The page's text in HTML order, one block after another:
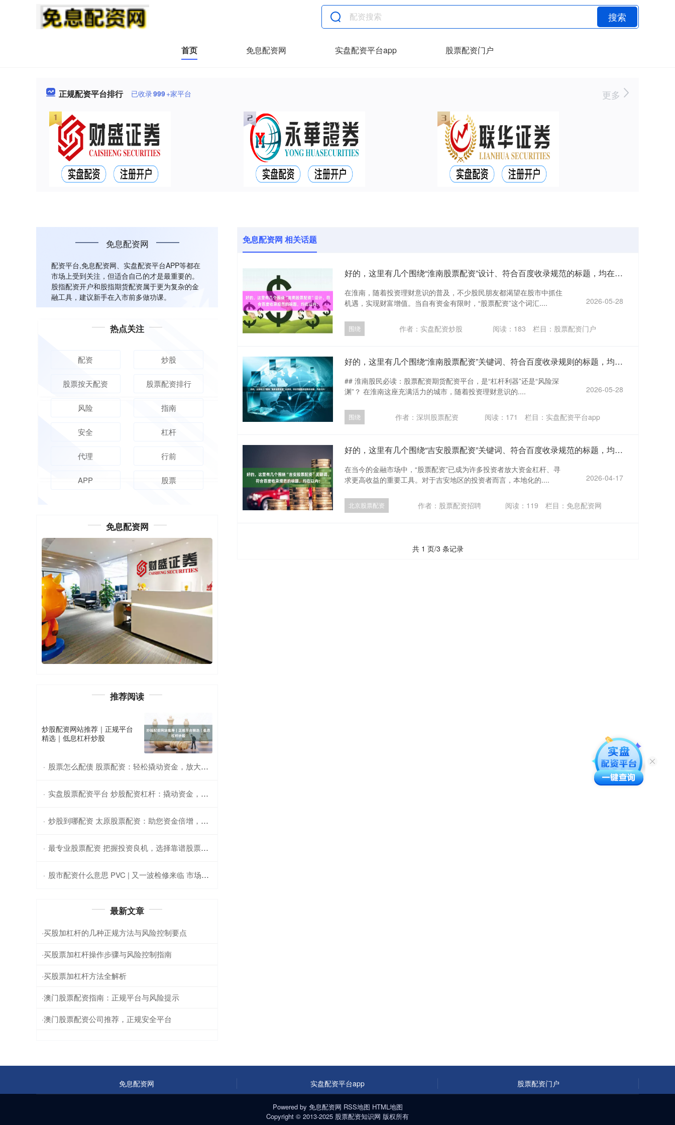
搜索
首页 免息配资网 实盘配资平台app 股票配资门户
正规配资平台排行 已收录999+家平台 更多
免息配资网 相关话题
好的，这里有几个围绕“淮南股票配资”设计、符合百度收录规范的标题，均在以内：
在淮南，随着投资理财意识的普及，不少股民朋友都渴望在股市中抓住
机遇，实现财富增值。当自有资金有限时，“股票配资”这个词汇....
2026-05-28
围绕 作者：实盘配资炒股 阅读： 183 栏目： 股票配资门户
好的，这里有几个围绕“淮南股票配资”关键词、符合百度收录规则的标题，均在以内：
## 淮南股民必读：股票配资期货配资平台，是“杠杆利器”还是“风险深
渊”？ 在淮南这座充满活力的城市，随着投资理财意识的....
2026-05-28
围绕 作者：深圳股票配资 阅读： 171 栏目： 实盘配资平台app
好的，这里有几个围绕“吉安股票配资”关键词、符合百度收录规范的标题，均在以内：
在当今的金融市场中，“股票配资”已成为许多投资者放大资金杠杆、寻
求更高收益的重要工具。对于吉安地区的投资者而言，本地化的....
2026-04-17
北京股票配资 作者：股票配资招聘 阅读： 119 栏目： 免息配资网
共 1 页/3 条记录
免息配资网
配资平台,免息配资网、实盘配资平台APP等都在
市场上受到关注，但适合自己的才是最重要的。
股指配资开户和股指期货配资属于更为复杂的金
融工具，建议新手在入市前多做功课。
热点关注
配资 炒股
股票按天配资 股票配资排行
风险 指南
安全 杠杆
代理 行前
APP 股票
免息配资网
推荐阅读
炒股配资网站推荐｜正规平台
精选｜低息杠杆炒股
· 股票怎么配债 股票配资：轻松撬动资金，放大收益空间
· 实盘股票配资平台 炒股配资杠杆：撬动资金，放大收益
· 炒股到哪配资 太原股票配资：助您资金倍增，把握投资良机
· 最专业股票配资 把握投资良机，选择靠谱股票配资
· 股市配资什么意思 PVC | 又一波检修来临 市场能否受此提振
最新文章
·买股加杠杆的几种正规方法与风险控制要点
·买股票加杠杆操作步骤与风险控制指南
·买股票加杠杆方法全解析
·澳门股票配资指南：正规平台与风险提示
·澳门股票配资公司推荐，正规安全平台
免息配资网 实盘配资平台app 股票配资门户
Powered by 免息配资网 RSS地图 HTML地图
Copyright © 2013-2025 股票配资知识网 版权所有